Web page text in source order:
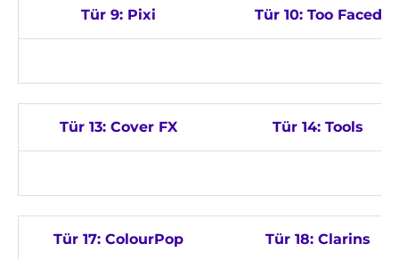
Tür 9: Pixi Tür 10: Too Faced
Tür 13: Cover FX Tür 14: Tools
Tür 17: ColourPop Tür 18: Clarins